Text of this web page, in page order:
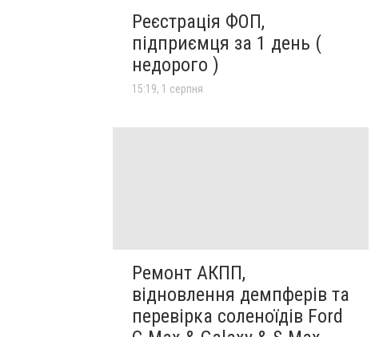
Реєстрація ФОП,
підприємця за 1 день (
недорого )
15:19, 1 серпня
Ремонт АКПП,
відновлення демпферів та
перевірка соленоїдів Ford